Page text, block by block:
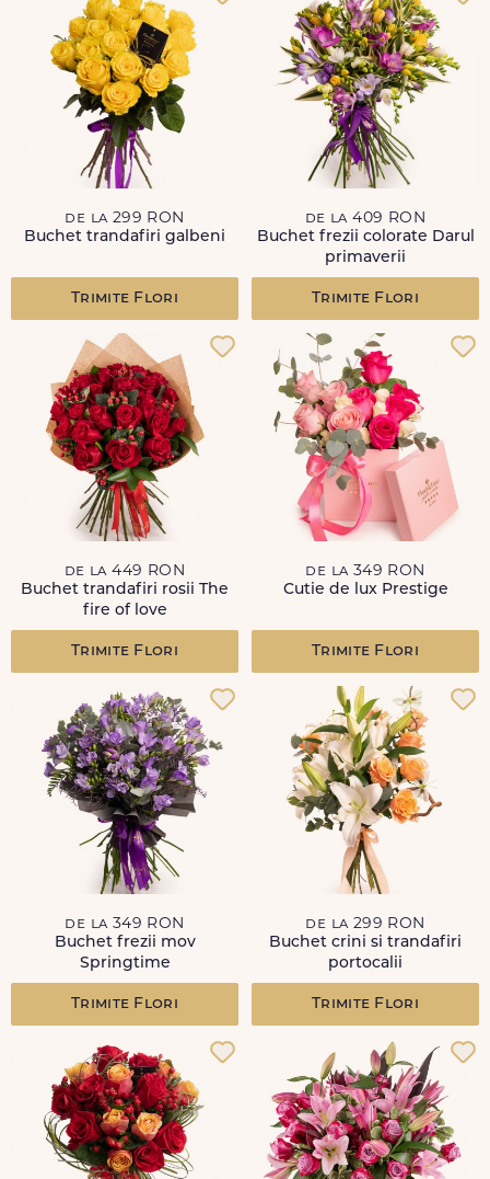
de la 299 RON
Buchet trandafiri galbeni
Trimite Flori
de la 409 RON
Buchet frezii colorate Darul
primaverii
Trimite Flori
de la 449 RON
Buchet trandafiri rosii The
fire of love
Trimite Flori
de la 349 RON
Cutie de lux Prestige
Trimite Flori
de la 349 RON
Buchet frezii mov
Springtime
Trimite Flori
de la 299 RON
Buchet crini si trandafiri
portocalii
Trimite Flori